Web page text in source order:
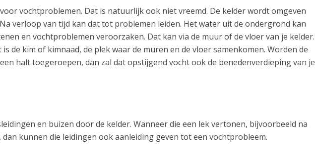
vochtproblemen. Dat is natuurlijk ook niet vreemd. De kelder wordt omgeven
verloop van tijd kan dat tot problemen leiden. Het water uit de ondergrond kan
en vochtproblemen veroorzaken. Dat kan via de muur of de vloer van je kelder.
de kim of kimnaad, de plek waar de muren en de vloer samenkomen. Worden de
halt toegeroepen, dan zal dat opstijgend vocht ook de benedenverdieping van je
en buizen door de kelder. Wanneer die een lek vertonen, bijvoorbeeld na
kunnen die leidingen ook aanleiding geven tot een vochtprobleem.